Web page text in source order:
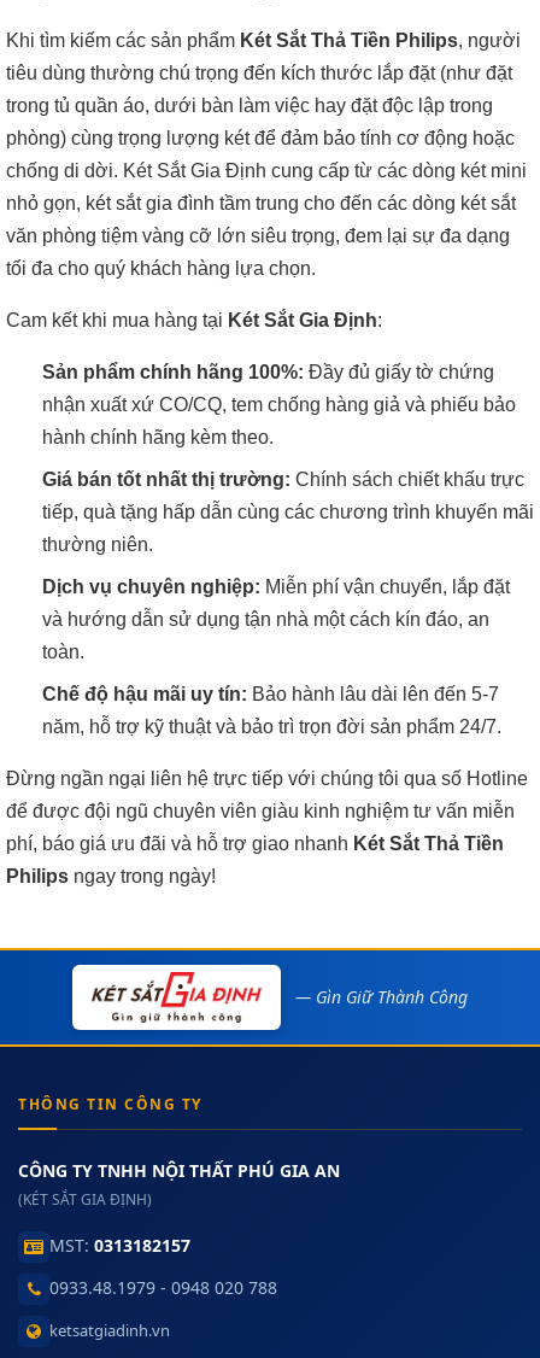
Khi tìm kiếm các sản phẩm Két Sắt Thả Tiền Philips, người
tiêu dùng thường chú trọng đến kích thước lắp đặt (như đặt
trong tủ quần áo, dưới bàn làm việc hay đặt độc lập trong
phòng) cùng trọng lượng két để đảm bảo tính cơ động hoặc
chống di dời. Két Sắt Gia Định cung cấp từ các dòng két mini
nhỏ gọn, két sắt gia đình tầm trung cho đến các dòng két sắt
văn phòng tiệm vàng cỡ lớn siêu trọng, đem lại sự đa dạng
tối đa cho quý khách hàng lựa chọn.
Cam kết khi mua hàng tại Két Sắt Gia Định:
Sản phẩm chính hãng 100%: Đầy đủ giấy tờ chứng
nhận xuất xứ CO/CQ, tem chống hàng giả và phiếu bảo
hành chính hãng kèm theo.
Giá bán tốt nhất thị trường: Chính sách chiết khấu trực
tiếp, quà tặng hấp dẫn cùng các chương trình khuyến mãi
thường niên.
Dịch vụ chuyên nghiệp: Miễn phí vận chuyển, lắp đặt
và hướng dẫn sử dụng tận nhà một cách kín đáo, an
toàn.
Chế độ hậu mãi uy tín: Bảo hành lâu dài lên đến 5-7
năm, hỗ trợ kỹ thuật và bảo trì trọn đời sản phẩm 24/7.
Đừng ngần ngại liên hệ trực tiếp với chúng tôi qua số Hotline
để được đội ngũ chuyên viên giàu kinh nghiệm tư vấn miễn
phí, báo giá ưu đãi và hỗ trợ giao nhanh Két Sắt Thả Tiền
Philips ngay trong ngày!
— Gìn Giữ Thành Công
THÔNG TIN CÔNG TY
CÔNG TY TNHH NỘI THẤT PHÚ GIA AN
(KÉT SẮT GIA ĐỊNH)
MST: 0313182157
0933.48.1979 - 0948 020 788
ketsatgiadinh.vn